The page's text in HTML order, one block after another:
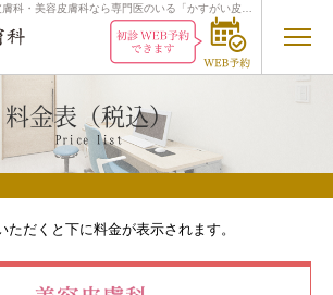
科・美容皮膚科なら専門医のいる「かすがい皮膚
料金表（税込）
Price list
だくと下に料金が表示されます。